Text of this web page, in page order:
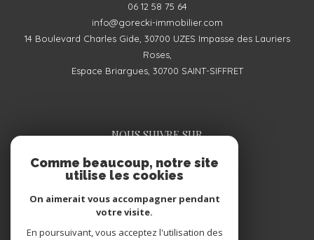
06 12 58 75 64
info@gorecki-immobilier.com
14 Boulevard Charles Gide, 30700 UZES Impasse des Lauriers
Roses,
Espace Briargues, 30700 SAINT-SIFFRET
NOUS SUIVRE SUR
ADHÉRENTS
Comme beaucoup, notre site
utilise les cookies
On aimerait vous accompagner pendant
votre visite.
En poursuivant, vous acceptez l'utilisation des